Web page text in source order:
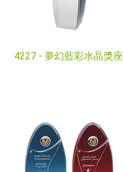
4227 - 夢幻藍彩水晶獎座